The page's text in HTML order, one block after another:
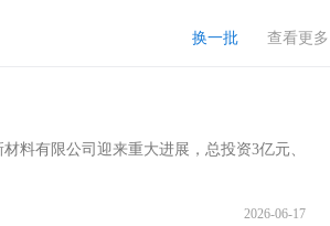
查看更多
换一批
料有限公司迎来重大进展，总投资3亿元、
2026-06-17